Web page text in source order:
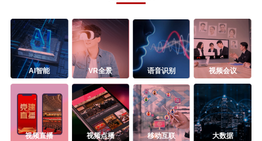
AI智能 VR全景 语音识别 视频会议
视频直播 视频点播 移动互联 大数据